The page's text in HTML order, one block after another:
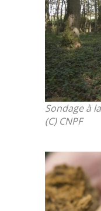
Sondage à
(C) CNPF